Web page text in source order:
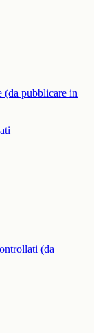
(da pubblicare in
(da